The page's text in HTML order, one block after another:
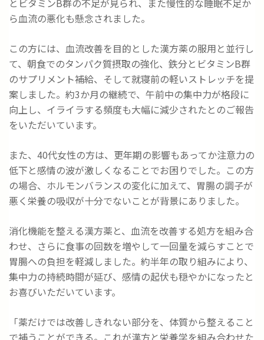
とビタミンB群の不足が見られ、また慢性的な睡眠不足か
ら血流の悪化も懸念されました。
この方には、血流改善を目的とした漢方薬の服用と並行し
て、朝食でのタンパク質摂取の強化、鉄分とビタミンB群
のサプリメント補給、そして就寝前の軽いストレッチを提
案しました。約3か月の継続で、午前中の集中力が格段に
向上し、イライラする頻度も大幅に減少されたとのご報告
をいただいています。
また、40代女性の方は、更年期の影響もあってか注意力の
低下と感情の波が激しくなることでお困りでした。この方
の場合、ホルモンバランスの変化に加えて、胃腸の調子が
悪く栄養の吸収が十分でないことが背景にありました。
消化機能を整える漢方薬と、血流を改善する処方を組み合
わせ、さらに食事の回数を増やして一回量を減らすことで
胃腸への負担を軽減しました。約半年の取り組みにより、
集中力の持続時間が延び、感情の起伏も穏やかになったと
お喜びいただいています。
「薬だけでは改善しきれない部分を、体質から整えること
で補うことができる。これが漢方と栄養学を組み合わせた